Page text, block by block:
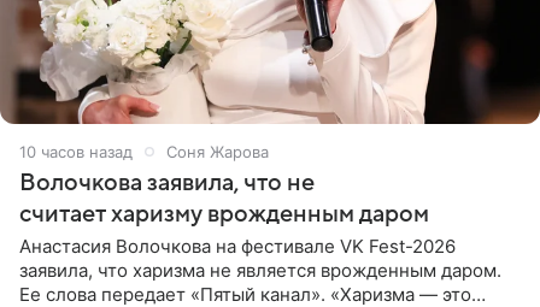
10 часов назад Соня Жарова
Волочкова заявила, что не
считает харизму врожденным даром
Анастасия Волочкова на фестивале VK Fest-2026
заявила, что харизма не является врожденным даром.
Ее слова передает «Пятый канал». «Харизма — это